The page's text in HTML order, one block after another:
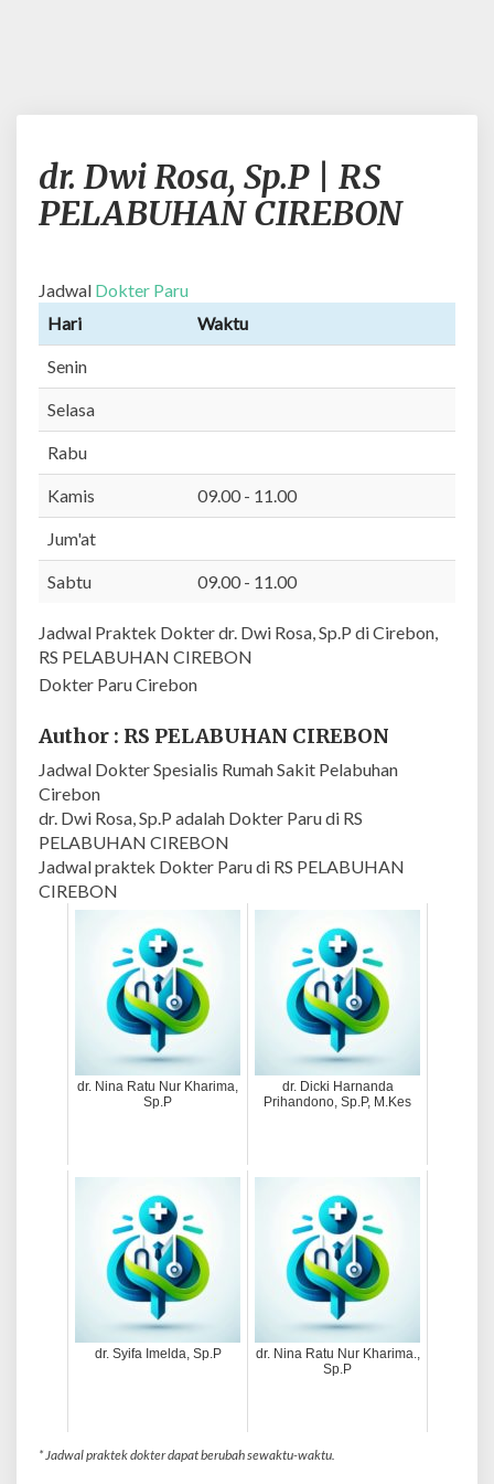
r
D
o
s
,
P
|
S
P
L
A
H
N
I
E
B
dr. Dwi Rosa, Sp.P | RS
PELABUHAN CIREBON
Jadwal Dokter Paru
Hari
Waktu
Senin
Selasa
Rabu
Kamis 09.00 - 11.00
Jum'at
Sabtu 09.00 - 11.00
Jadwal Praktek Dokter dr. Dwi Rosa, Sp.P di Cirebon,
RS PELABUHAN CIREBON
Dokter Paru Cirebon
Author : RS PELABUHAN CIREBON
Jadwal Dokter Spesialis Rumah Sakit Pelabuhan
Cirebon
dr. Dwi Rosa, Sp.P adalah Dokter Paru di RS
PELABUHAN CIREBON
Jadwal praktek Dokter Paru di RS PELABUHAN
CIREBON
dr. Nina Ratu Nur Kharima,
Sp.P
dr. Dicki Harnanda
Prihandono, Sp.P, M.Kes
dr. Syifa Imelda, Sp.P
dr. Nina Ratu Nur Kharima.,
Sp.P
* Jadwal praktek dokter dapat berubah sewaktu-waktu.